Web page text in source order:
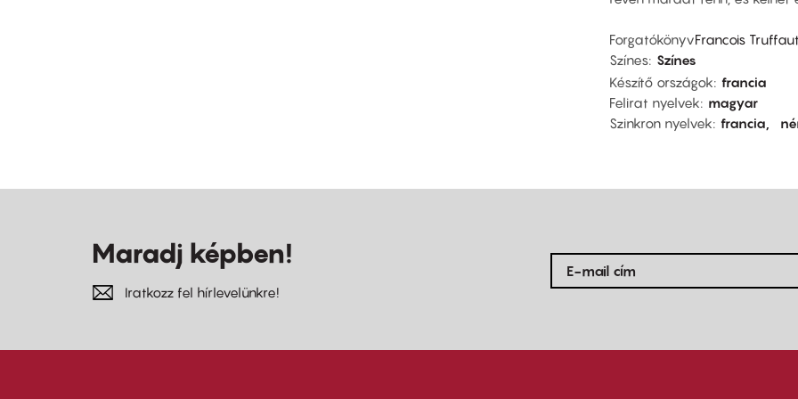
ForgatókönyvFrancois
Színes Színes
Készítő országok francia
Felirat nyelvek
magyar
Szinkron nyelvek francia
Maradj képben!
Iratkozz fel hírlevelünkre!